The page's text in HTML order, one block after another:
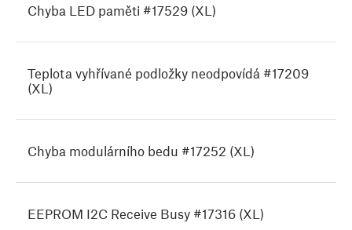
Chyba LED paměti #17529 (XL)
Teplota vyhřívané podložky neodpovídá #17209
(XL)
Chyba modulárního bedu #17252 (XL)
EEPROM I2C Receive Busy #17316 (XL)